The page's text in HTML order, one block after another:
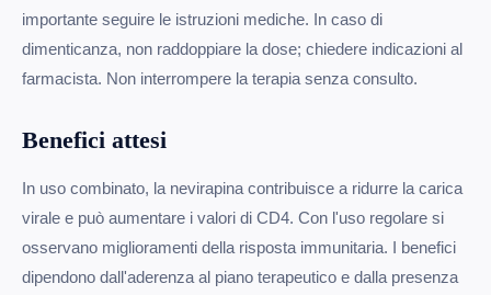
importante seguire le istruzioni mediche. In caso di
dimenticanza, non raddoppiare la dose; chiedere indicazioni al
farmacista. Non interrompere la terapia senza consulto.
Benefici attesi
In uso combinato, la nevirapina contribuisce a ridurre la carica
virale e può aumentare i valori di CD4. Con l'uso regolare si
osservano miglioramenti della risposta immunitaria. I benefici
dipendono dall'aderenza al piano terapeutico e dalla presenza